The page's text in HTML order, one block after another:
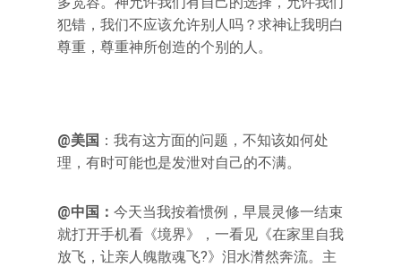
犯错，我们不应该允许别人吗？求神让我明白
尊重，尊重神所创造的个别的人。
@美国 ：我有这方面的问题，不知该如何处
理，有时可能也是发泄对自己的不满。
@中国： 今天当我按着惯例，早晨灵修一结束
就打开手机看《境界》，一看见《在家里自我
放飞，让亲人魄散魂飞?》泪水潸然奔流。主